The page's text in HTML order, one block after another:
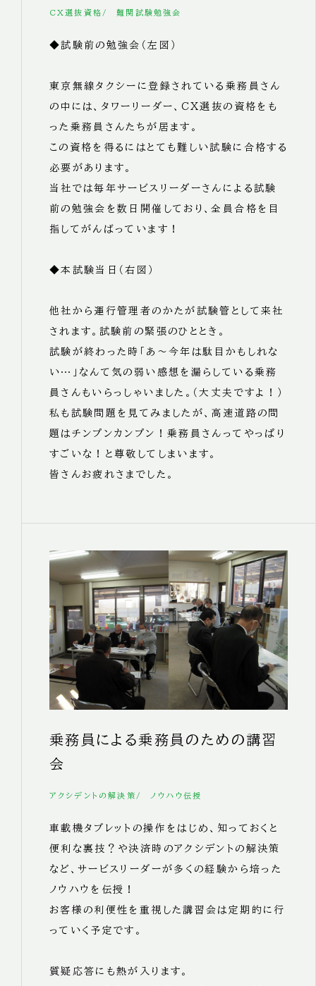
CX選抜資格 難関試験勉強会
◆試験前の勉強会（左図）
東京無線タクシーに登録されている乗務員さん
の中には、タワーリーダー、CX選抜の資格をも
った乗務員さんたちが居ます。
この資格を得るにはとても難しい試験に合格する
必要があります。
当社では毎年サービスリーダーさんによる試験
前の勉強会を数日開催しており、全員合格を目
指してがんばっています！
◆本試験当日（右図）
他社から運行管理者のかたが試験管として来社
されます。試験前の緊張のひととき。
試験が終わった時「あ～今年は駄目かもしれな
い…」なんて気の弱い感想を漏らしている乗務
員さんもいらっしゃいました。（大丈夫ですよ！）
私も試験問題を見てみましたが、高速道路の問
題はチンプンカンプン！乗務員さんってやっぱり
すごいな！と尊敬してしまいます。
皆さんお疲れさまでした。
乗務員による乗務員のための講習
会
アクシデントの解決策 ノウハウ伝授
車載機タブレットの操作をはじめ、知っておくと
便利な裏技？や決済時のアクシデントの解決策
など、サービスリーダーが多くの経験から培った
ノウハウを伝授！
お客様の利便性を重視した講習会は定期的に行
っていく予定です。
質疑応答にも熱が入ります。